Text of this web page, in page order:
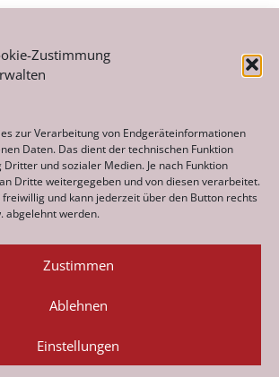
Zustimmung
zur Verarbeitung von Endgeräteinformationen
Daten. Das dient der technischen Funktion
und sozialer Medien. Je nach Funktion
Dritte weitergegeben und von diesen verarbeitet.
freiwillig und kann jederzeit über den Button rechts
abgelehnt werden.
Zustimmen
Ablehnen
Einstellungen
Impressum
Cookie-Richtlinie (EU)
Oase · Secondhand · Möbel · Antik ·
Haushaltsauflösungen